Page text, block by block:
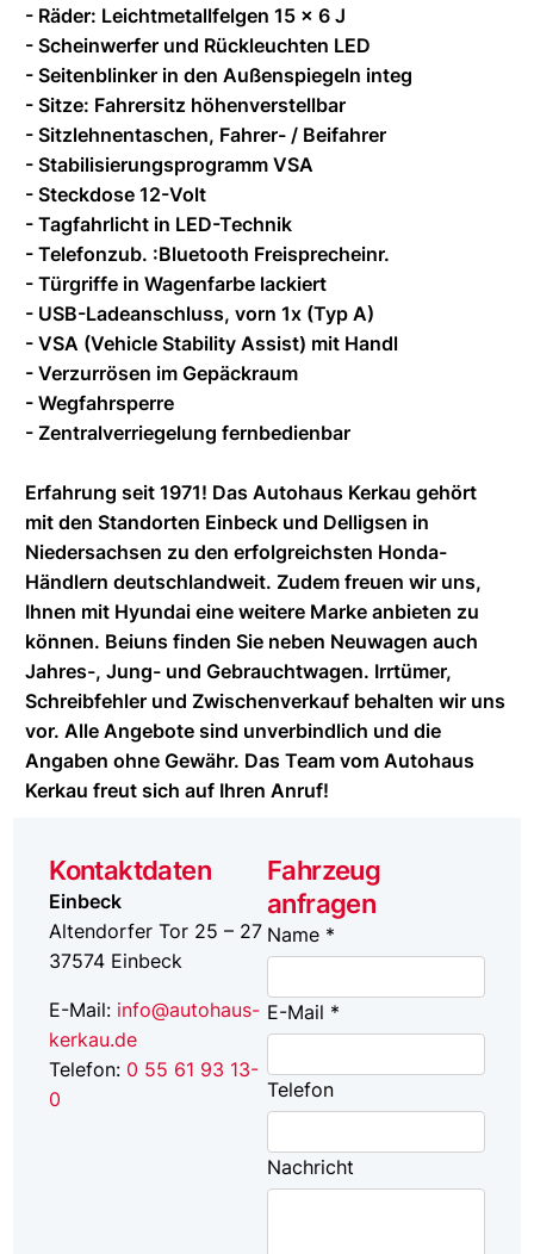
- Räder: Leichtmetallfelgen 15 x 6 J
- Scheinwerfer und Rückleuchten LED
- Seitenblinker in den Außenspiegeln integ
- Sitze: Fahrersitz höhenverstellbar
- Sitzlehnentaschen, Fahrer- / Beifahrer
- Stabilisierungsprogramm VSA
- Steckdose 12-Volt
- Tagfahrlicht in LED-Technik
- Telefonzub. :Bluetooth Freisprecheinr.
- Türgriffe in Wagenfarbe lackiert
- USB-Ladeanschluss, vorn 1x (Typ A)
- VSA (Vehicle Stability Assist) mit Handl
- Verzurrösen im Gepäckraum
- Wegfahrsperre
- Zentralverriegelung fernbedienbar
Erfahrung seit 1971! Das Autohaus Kerkau gehört
mit den Standorten Einbeck und Delligsen in
Niedersachsen zu den erfolgreichsten Honda-
Händlern deutschlandweit. Zudem freuen wir uns,
Ihnen mit Hyundai eine weitere Marke anbieten zu
können. Beiuns finden Sie neben Neuwagen auch
Jahres-, Jung- und Gebrauchtwagen. Irrtümer,
Schreibfehler und Zwischenverkauf behalten wir uns
vor. Alle Angebote sind unverbindlich und die
Angaben ohne Gewähr. Das Team vom Autohaus
Kerkau freut sich auf Ihren Anruf!
Kontaktdaten
Einbeck
Altendorfer Tor 25 – 27
37574 Einbeck
E-Mail: info@autohaus-
kerkau.de
Telefon: 0 55 61 93 13-
0
Fahrzeug
anfragen
Name *
E-Mail *
Telefon
Nachricht